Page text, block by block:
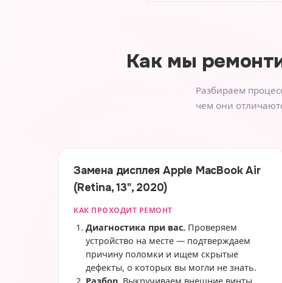
Как мы
Разбираем
чем они
Замена дисплея Apple MacBook Air
(Retina, 13", 2020)
КАК ПРОХОДИТ РЕМОНТ
Диагностика при вас. Проверяем
устройство на месте — подтверждаем
причину поломки и ищем скрытые
дефекты, о которых вы могли не знать.